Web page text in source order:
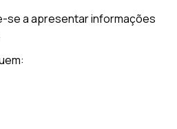
se a apresentar informações